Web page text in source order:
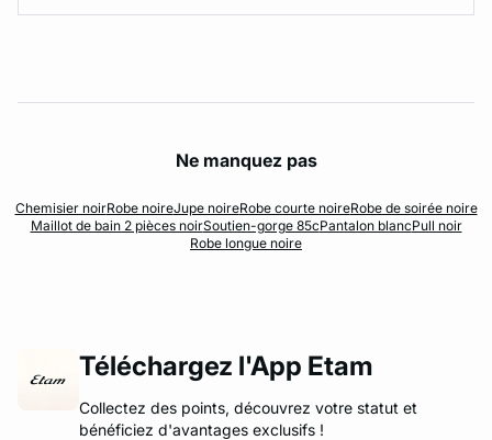
Ne manquez pas
Chemisier noirRobe noireJupe noireRobe courte noireRobe de soirée noire
Maillot de bain 2 pièces noirSoutien-gorge 85cPantalon blancPull noir
Robe longue noire
Téléchargez l'App Etam
Collectez des points, découvrez votre statut et
bénéficiez d'avantages exclusifs !